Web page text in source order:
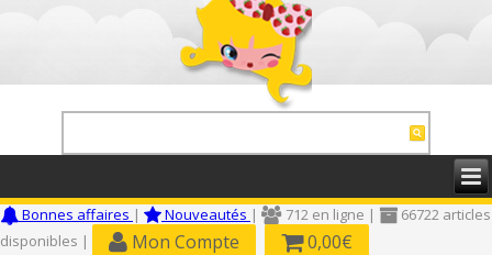
Bonnes affaires | Nouveautés | 712 en ligne |
66722 articles
disponibles |
Mon Compte 0,00€